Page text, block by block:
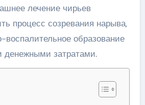
лечение чирьев
процесс созревания нарыва,
воспалительное образование
затратами.